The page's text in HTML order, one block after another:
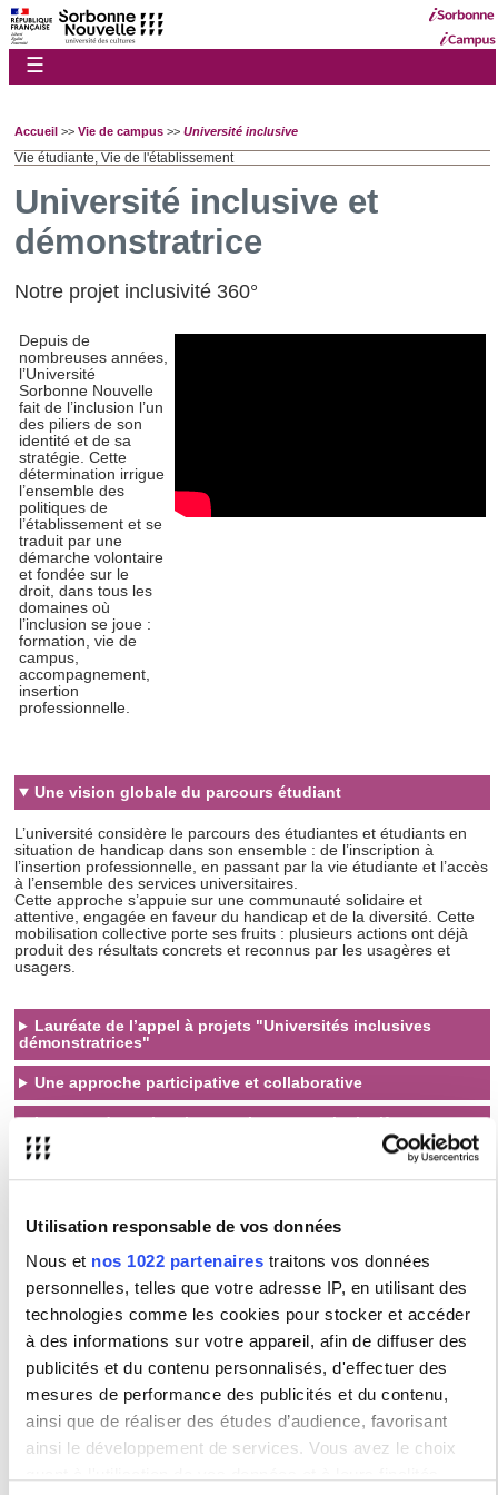
Utilisation responsable de vos données
Nous et nos 1022 partenaires traitons vos données
personnelles, telles que votre adresse IP, en utilisant des
technologies comme les cookies pour stocker et accéder
à des informations sur votre appareil, afin de diffuser des
publicités et du contenu personnalisés, d'effectuer des
mesures de performance des publicités et du contenu,
ainsi que de réaliser des études d’audience, favorisant
ainsi le développement de services. Vous avez le choix
☰
Accueil >> Vie de campus >> Université inclusive
Vie étudiante, Vie de l'établissement
Université inclusive et
démonstratrice
Notre projet inclusivité 360°
Depuis de
nombreuses années,
l’Université
Sorbonne Nouvelle
fait de l’inclusion l’un
des piliers de son
identité et de sa
stratégie. Cette
détermination irrigue
l’ensemble des
politiques de
l’établissement et se
traduit par une
démarche volontaire
et fondée sur le
droit, dans tous les
domaines où
l’inclusion se joue :
formation, vie de
campus,
accompagnement,
insertion
professionnelle.
Une vision globale du parcours étudiant
L’université considère le parcours des étudiantes et étudiants en
situation de handicap dans son ensemble : de l’inscription à
l’insertion professionnelle, en passant par la vie étudiante et l’accès
à l’ensemble des services universitaires.
Cette approche s’appuie sur une communauté solidaire et
attentive, engagée en faveur du handicap et de la diversité. Cette
mobilisation collective porte ses fruits : plusieurs actions ont déjà
produit des résultats concrets et reconnus par les usagères et
usagers.
Lauréate de l’appel à projets "Universités inclusives
démonstratrices"
Une approche participative et collaborative
Le cœur du projet : les enseignements inclusifs
Une ambition partagée
Atteindre la haute qualité d’usage dans tous les domaines
Co-construire avec les étudiantes et étudiants en situation de
handicap la politique d’inclusivité de l’université
S’assurer que les actions mises en place bénéficient à
l’ensemble de la communauté universitaire
Mettre en œuvre des actions exemplaires et transposables
Des cours plus
L'accessibilité des
Notre Comité